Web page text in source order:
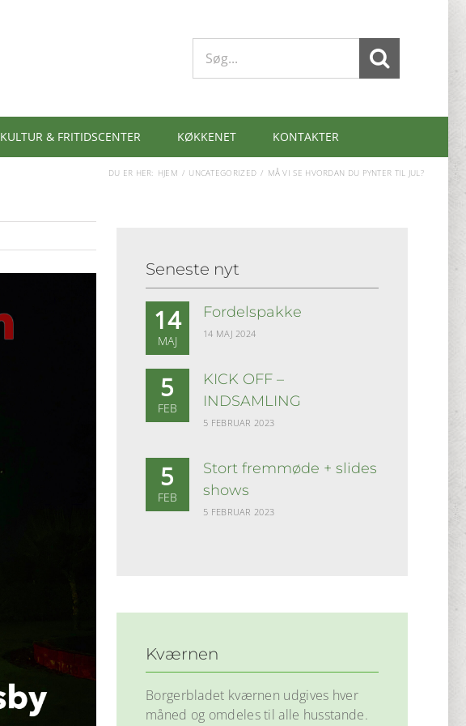
efter:
KULTUR & FRITIDSCENTER KØKKENET KONTAKTER
DU ER HER: HJEM UNCATEGORIZED MÅ VI SE HVORDAN DU PYNTER TIL JUL?
Seneste nyt
14
MAJ
Fordelspakke
14 MAJ 2024
5
FEB
KICK OFF –
INDSAMLING
5 FEBRUAR 2023
5
FEB
Stort fremmøde + slides
shows
5 FEBRUAR 2023
Kværnen
Borgerbladet kværnen udgives hver
måned og omdeles til alle husstande.